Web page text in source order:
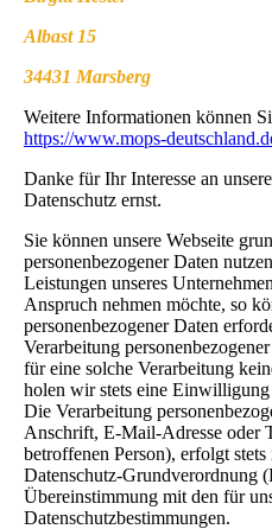
Albast 15
34431 Marsberg
Weitere Informationen können
https://www.mops-
Danke für Ihr Interesse an
Datenschutz ernst.
Sie können unsere Webseite
personenbezogener Daten
Leistungen unseres
Anspruch nehmen möchte, so
personenbezogener Daten
Verarbeitung
für eine solche Verarbeitung
holen wir stets eine
Die Verarbeitung
Anschrift, E-Mail-Adresse oder
betroffenen Person), erfolgt
Datenschutz-Grundverordnung
Übereinstimmung mit den für
Datenschutzbestimmungen.